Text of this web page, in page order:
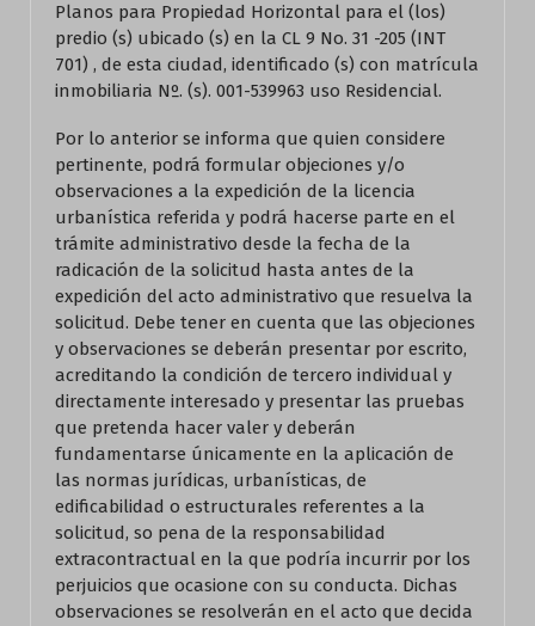
Planos para Propiedad Horizontal para el (los)
predio (s) ubicado (s) en la CL 9 No. 31 -205 (INT
701) , de esta ciudad, identificado (s) con matrícula
inmobiliaria Nº. (s). 001-539963 uso Residencial.
Por lo anterior se informa que quien considere
pertinente, podrá formular objeciones y/o
observaciones a la expedición de la licencia
urbanística referida y podrá hacerse parte en el
trámite administrativo desde la fecha de la
radicación de la solicitud hasta antes de la
expedición del acto administrativo que resuelva la
solicitud. Debe tener en cuenta que las objeciones
y observaciones se deberán presentar por escrito,
acreditando la condición de tercero individual y
directamente interesado y presentar las pruebas
que pretenda hacer valer y deberán
fundamentarse únicamente en la aplicación de
las normas jurídicas, urbanísticas, de
edificabilidad o estructurales referentes a la
solicitud, so pena de la responsabilidad
extracontractual en la que podría incurrir por los
perjuicios que ocasione con su conducta. Dichas
observaciones se resolverán en el acto que decida